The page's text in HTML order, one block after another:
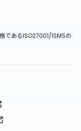
であるISO27001/ISMSの